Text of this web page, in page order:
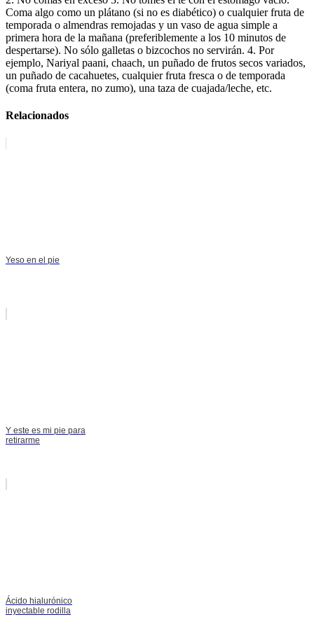
Coma algo como un plátano (si no es diabético) o cualquier fruta de
temporada o almendras remojadas y un vaso de agua simple a
primera hora de la mañana (preferiblemente a los 10 minutos de
despertarse). No sólo galletas o bizcochos no servirán. 4. Por
ejemplo, Nariyal paani, chaach, un puñado de frutos secos variados,
un puñado de cacahuetes, cualquier fruta fresca o de temporada
(coma fruta entera, no zumo), una taza de cuajada/leche, etc.
Relacionados
Yeso en el pie
Y este es mi pie para
retirarme
Ácido hialurónico
inyectable rodilla